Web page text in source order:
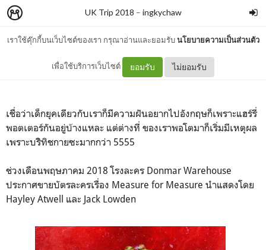
เราใช้คุ๊กกี้บนเว็บไซต์ของเรา กรุณาอ่านและยอมรับนโยบายความเป็นส่วนตัว
เพื่อใช้บริการเว็บไซต์ ยอมรับ ไม่ยอมรับ
UK Trip 2018 – ingkychaw
ทำไมถึงจะไปอังกฤษ
เชื่อว่าเด็กยุคเดียวกับเราก็มีความฝันอยากไปอังกฤษก็เพราะแฮร์รี่
พอตเตอร์กันอยู่บ้างแหละ แต่ต่างที่ ของเราพอโตมาก็เริ่มมีเหตุผล
เพราะบริิทิชกายซะมากกว่า 5555
ช่วงเดือนพฤษภาคม 2018 โรงละคร Donmar Warehouse
ประกาศขายบัตรละครเรื่อง Measure for Measure นำแสดงโดย
Hayley Atwell และ Jack Lowden